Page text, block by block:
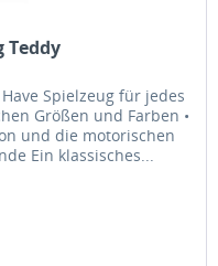
Teddy
Spielzeug für jedes
Größen und Farben •
und die motorischen
Ein klassisches...